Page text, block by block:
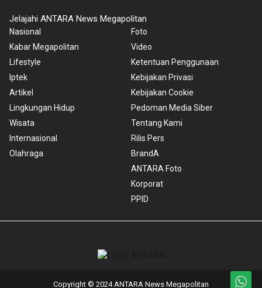
Jelajahi ANTARA News Megapolitan
Nasional
Kabar Megapolitan
Lifestyle
Iptek
Artikel
Lingkungan Hidup
Wisata
Internasional
Olahraga
Foto
Video
Ketentuan Penggunaan
Kebijakan Privasi
Kebijakan Cookie
Pedoman Media Siber
Tentang Kami
Rilis Pers
BrandA
ANTARA Foto
Korporat
PPID
Copyright © 2024 ANTARA News Megapolitan